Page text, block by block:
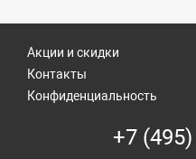
Акции и скидки
Контакты
Конфиденциальность
+7